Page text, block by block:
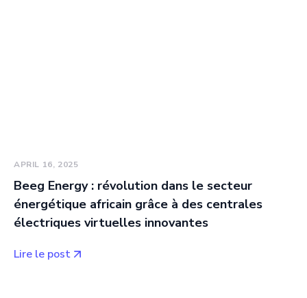
APRIL 16, 2025
Beeg Energy : révolution dans le secteur
énergétique africain grâce à des centrales
électriques virtuelles innovantes
Lire le post